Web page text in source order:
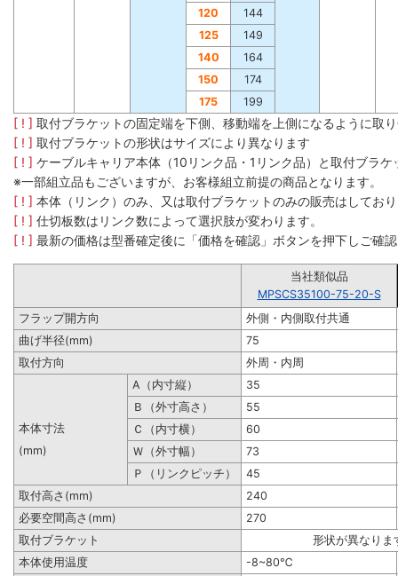
120
144
125
149
140
164
150
174
175
199
[ ! ] 取付ブラケットの固定端を下側、移動端を上側になるように取
[ ! ] 取付ブラケットの形状はサイズにより異なります
[ ! ] ケーブルキャリア本体（10リンク品・1リンク品）と取付ブラ
※一部組立品もございますが、お客様組立前提の商品となります。
[ ! ] 本体（リンク）のみ、又は取付ブラケットのみの販売はしてお
[ ! ] 仕切板数はリンク数によって選択肢が変わります。
[ ! ] 最新の価格は型番確定後に「価格を確認」ボタンを押下しご確
当社類似品
MPSCS35100-75-20-S
フラップ開方向
外側・内側取付共通
曲げ半径(mm)
75
取付方向
外周・内周
A（内寸縦）
35
Ｂ（外寸高さ）
55
本体寸法
Ｃ（内寸横）
60
(mm)
Ｗ（外寸幅）
73
Ｐ（リンクピッチ）
45
取付高さ(mm)
240
必要空間高さ(mm)
270
取付ブラケット
形状が異なりま
本体使用温度
-8~80℃